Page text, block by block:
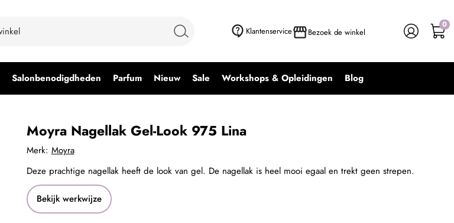
Klantenservice Bezoek de winkel
0
Salonbenodigdheden Parfum Nieuw Sale Workshops & Opleidingen Blog
Moyra Nagellak Gel-Look 975 Lina
Bekijk werkwijze
+ In winkelwagen
Merk: Moyra
Deze prachtige nagellak heeft de look van gel. De nagellak is heel mooi egaal en trekt geen strepen.